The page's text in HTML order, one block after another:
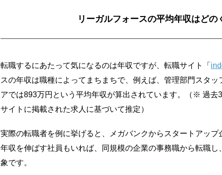
リーガルフォースの平均年収はどの
転職するにあたって気になるのは年収ですが、転職サイト「
スの年収は職種によってまちまちで、例えば、管理部門スタ
アでは893万円という平均年収が算出されています。（※ 過
サイトに掲載された求人に基づいて推定）
実際の転職者を例に挙げると、メガバンクからスタートアッ
年収を伸ばす社員もいれば、同規模の企業の事務職から転職
象です。